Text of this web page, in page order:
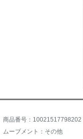
商品番号：10021517798202
ムーブメント：その他